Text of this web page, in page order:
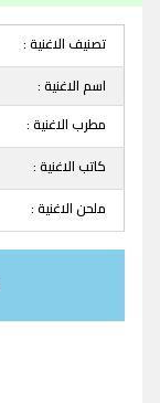
تصنيف الاغنية :
اسم الاغنية :
مطرب الاغنية :
كاتب الاغنية :
ملحن الاغنية :